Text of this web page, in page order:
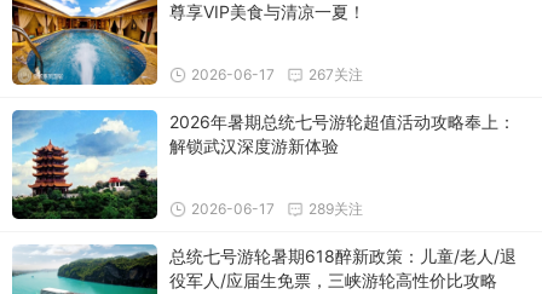
尊享VIP美食与清凉一夏！
267关注
2026-06-17
2026年暑期总统七号游轮超值活动攻略奉上：
解锁武汉深度游新体验
289关注
2026-06-17
总统七号游轮暑期618醉新政策：儿童/老人/退
役军人/应届生免票，三峡游轮高性价比攻略